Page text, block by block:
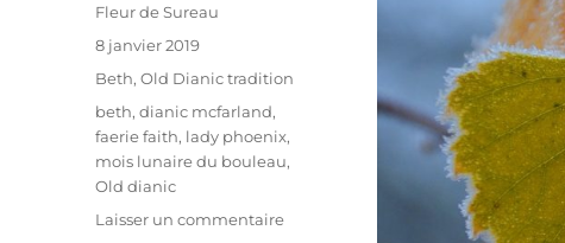
Auteur
Fleur de Sureau
Publié
le
8 janvier 2019
Catégories
Beth,Old Dianic tradition
Étiquettes
beth,dianic mcfarland,
faerie faith, lady phoenix,
mois lunaire du bouleau,
Old dianic
Laisser un commentairesur